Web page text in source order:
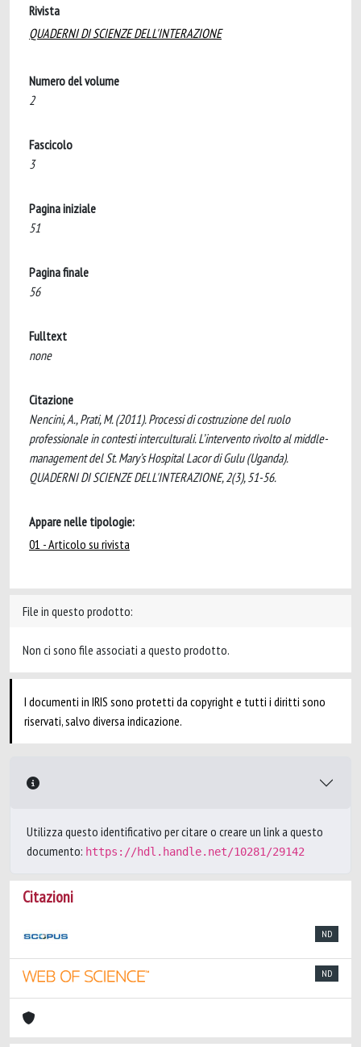
Rivista
QUADERNI DI SCIENZE DELL'INTERAZIONE
Numero del volume
2
Fascicolo
3
Pagina iniziale
51
Pagina finale
56
Fulltext
none
Citazione
Nencini, A., Prati, M. (2011). Processi di costruzione del ruolo
professionale in contesti interculturali. L’intervento rivolto al middle-
management del St. Mary’s Hospital Lacor di Gulu (Uganda).
QUADERNI DI SCIENZE DELL'INTERAZIONE, 2(3), 51-56.
Appare nelle tipologie:
01 - Articolo su rivista
File in questo prodotto:
Non ci sono file associati a questo prodotto.
I documenti in IRIS sono protetti da copyright e tutti i diritti sono
riservati, salvo diversa indicazione.
Utilizza questo identificativo per citare o creare un link a questo
documento: https://hdl.handle.net/10281/29142
Citazioni
ND
ND